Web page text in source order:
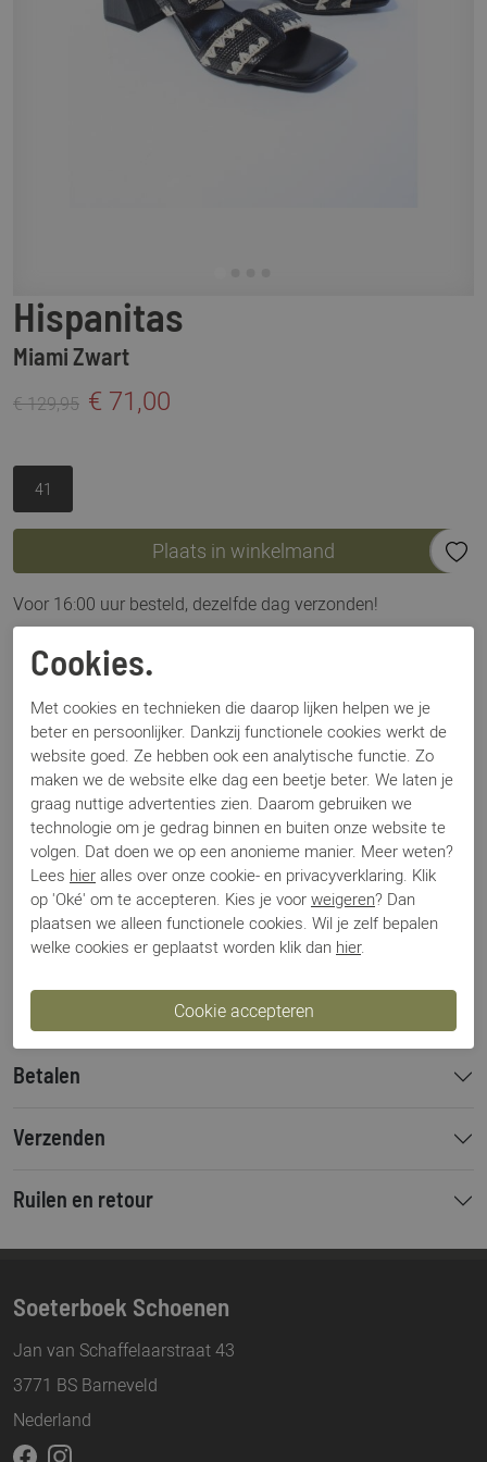
Hispanitas
Miami Zwart
€ 129,95 € 71,00
41
Plaats in winkelmand
Voor 16:00 uur besteld, dezelfde dag verzonden!
Omschrijving
Specificaties
Merk
Hispanitas
Artikelnummer
Miami
Los voetbed
Nee
Categorie
Slippers
Kleur
Zwart
Materiaal
Leer
Hakhoogte
6 cm
Betalen
Verzenden
Ruilen en retour
Soeterboek Schoenen
Jan van Schaffelaarstraat 43
3771 BS Barneveld
Nederland
Cookies.
Met cookies en technieken die daarop lijken helpen we je
beter en persoonlijker. Dankzij functionele cookies werkt de
website goed. Ze hebben ook een analytische functie. Zo
maken we de website elke dag een beetje beter. We laten je
graag nuttige advertenties zien. Daarom gebruiken we
technologie om je gedrag binnen en buiten onze website te
volgen. Dat doen we op een anonieme manier. Meer weten?
Lees hier alles over onze cookie- en privacyverklaring. Klik
op 'Oké' om te accepteren. Kies je voor weigeren? Dan
plaatsen we alleen functionele cookies. Wil je zelf bepalen
welke cookies er geplaatst worden klik dan hier.